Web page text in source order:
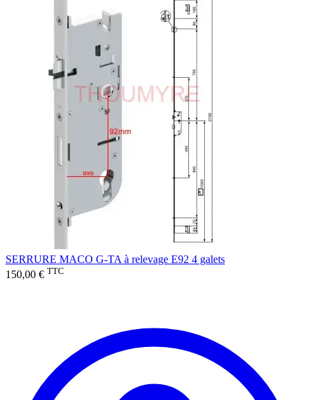
SERRURE MACO G-TA à relevage E92 4 galets
150,00 € TTC